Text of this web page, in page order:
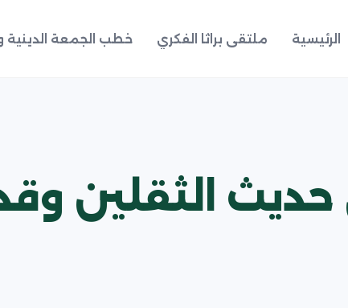
الرئيسية ملتقى براثا الفكري خطب الجمعة الدينية
حديث الثقلين